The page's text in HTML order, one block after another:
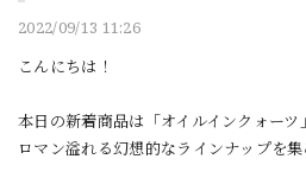
2022/09/13 11:26
こんにちは！
本日の新着商品は「オイルインクォーツ
ロマン溢れる幻想的なラインナップを集